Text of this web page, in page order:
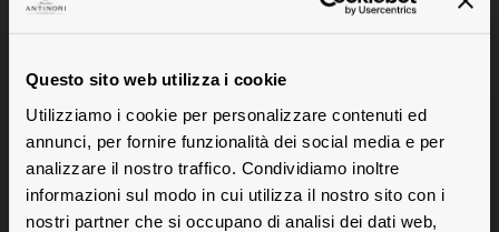
Questo sito web utilizza i cookie
Utilizziamo i cookie per personalizzare contenuti ed
annunci, per fornire funzionalità dei social media e per
analizzare il nostro traffico. Condividiamo inoltre
informazioni sul modo in cui utilizza il nostro sito con i
nostri partner che si occupano di analisi dei dati web,